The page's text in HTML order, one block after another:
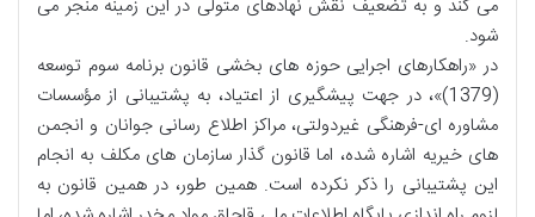
می کند و به تضعیف نقش نهادهای متولی در این زمینه منجر می
شود.
در «راهکارهای اجرایی حوزه های بخشی قانون برنامه سوم توسعه
(1379)»، در جهت پیشگیری از اعتیاد، به پشتیبانی از مؤسسات
مشاوره ای-فرهنگی غیردولتی، مراکز اطلاع رسانی جوانان و انجمن
های خیریه اشاره شده، اما قانون گذار سازمان های مکلف به انجام
این پشتیبانی را ذکر نکرده است. همین طور، در همین قانون به